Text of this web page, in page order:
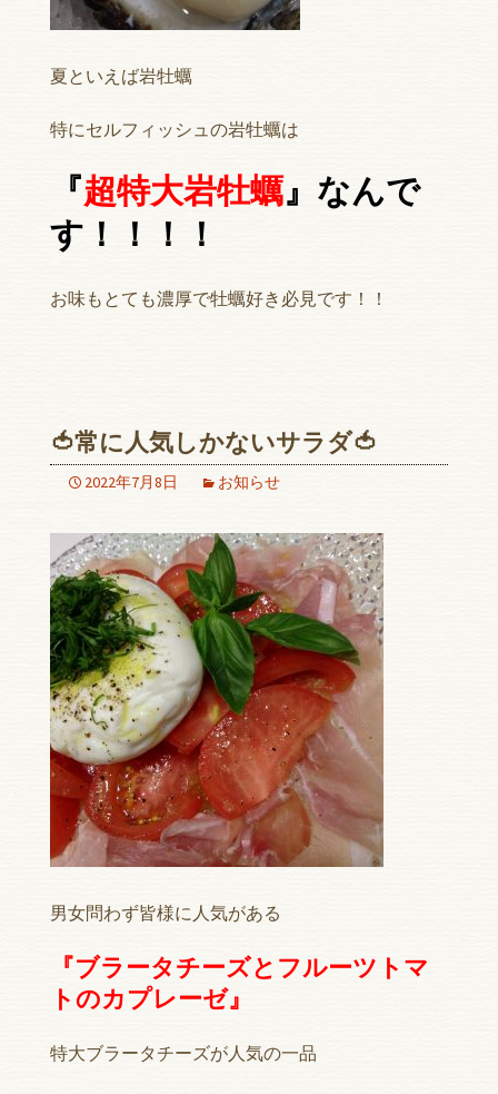
夏といえば岩牡蠣
特にセルフィッシュの岩牡蠣は
『超特大岩牡蠣』なんで
す！！！！
お味もとても濃厚で牡蠣好き必見です！！
🍅常に人気しかないサラダ🍅
2022年7月8日 お知らせ
男女問わず皆様に人気がある
『ブラータチーズとフルーツトマ
トのカプレーゼ』
特大ブラータチーズが人気の一品